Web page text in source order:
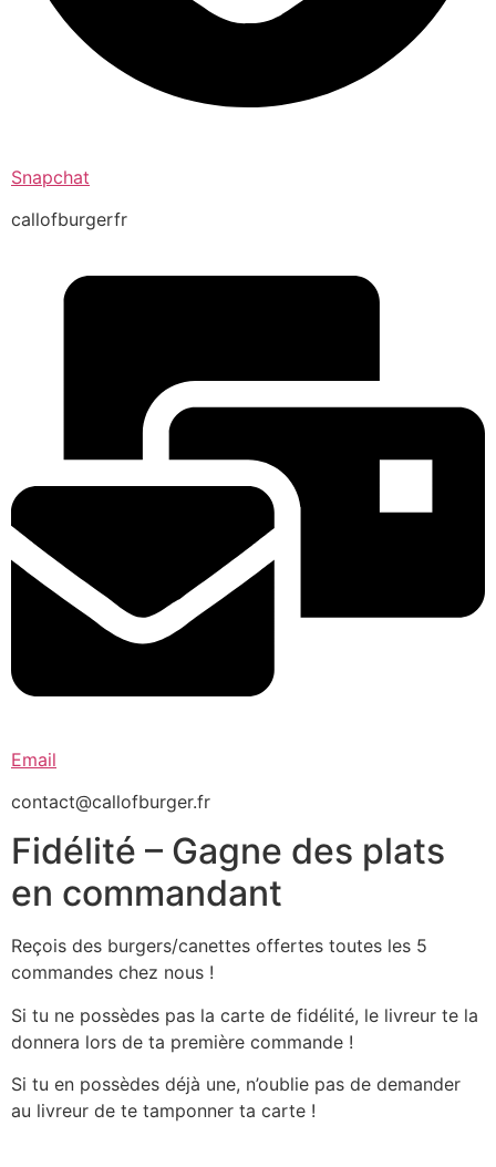
Snapchat
callofburgerfr
Email
contact@callofburger.fr
Fidélité – Gagne des plats
en commandant
Reçois des burgers/canettes offertes toutes les 5
commandes chez nous !
Si tu ne possèdes pas la carte de fidélité, le livreur te la
donnera lors de ta première commande !
Si tu en possèdes déjà une, n’oublie pas de demander
au livreur de te tamponner ta carte !